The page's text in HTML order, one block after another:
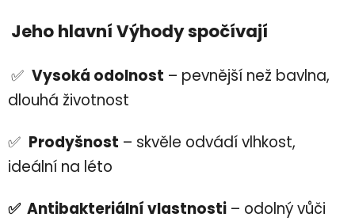
Jeho hlavní Výhody spočívají
✅ Vysoká odolnost – pevnější než bavlna,
dlouhá životnost
✅ Prodyšnost – skvěle odvádí vlhkost,
ideální na léto
✅ Antibakteriální vlastnosti – odolný vůči